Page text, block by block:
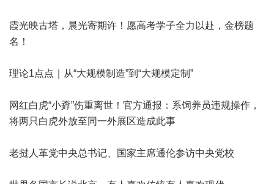
霞光映古塔，晨光寄期许！愿高考学子全力以赴，金榜题
名！
理论1点点｜从“大规模制造”到“大规模定制”
网红白虎“小孬”伤重离世！官方通报：系饲养员违规操作，
将两只白虎外放至同一外展区造成此事
老挝人革党中央总书记、国家主席通伦参访中央党校